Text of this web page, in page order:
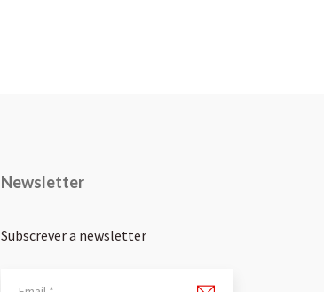
Newsletter
Subscrever a newsletter